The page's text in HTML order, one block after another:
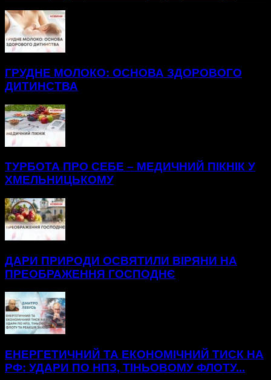
ГРУДНЕ МОЛОКО: ОСНОВА ЗДОРОВОГО
ДИТИНСТВА
ТУРБОТА ПРО СЕБЕ – МЕДИЧНИЙ ПІКНІК У
ХМЕЛЬНИЦЬКОМУ
ДАРИ ПРИРОДИ ОСВЯТИЛИ ВІРЯНИ НА
ПРЕОБРАЖЕННЯ ГОСПОДНЄ
ЕНЕРГЕТИЧНИЙ ТА ЕКОНОМІЧНИЙ ТИСК НА
РФ: УДАРИ ПО НПЗ, ТІНЬОВОМУ ФЛОТУ...